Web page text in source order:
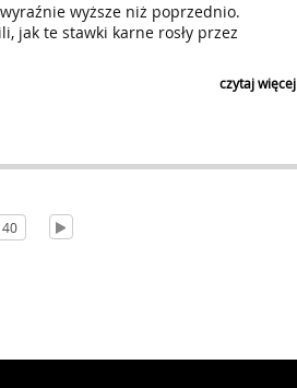
wyższe niż poprzednio.
jak te stawki karne rosły przez
czytaj więcej
40